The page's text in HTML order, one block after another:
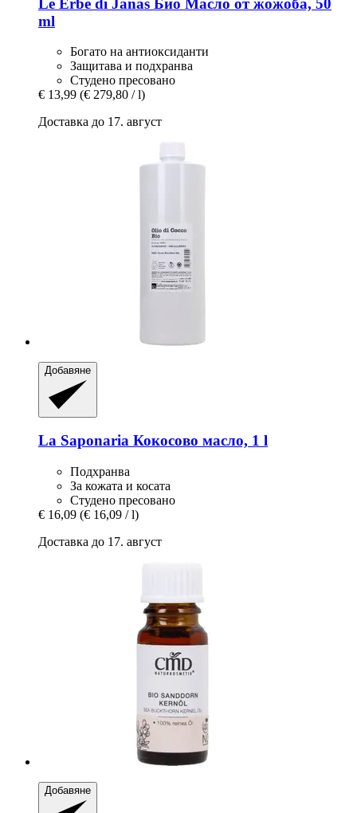
ml
Богато на антиоксиданти
Защитава и подхранва
Студено пресовано
€ 13,99 (€ 279,80 / l)
Доставка до 17. август
Добавяне
La Saponaria Кокосово масло, 1 l
Подхранва
За кожата и косата
Студено пресовано
€ 16,09 (€ 16,09 / l)
Доставка до 17. август
Добавяне